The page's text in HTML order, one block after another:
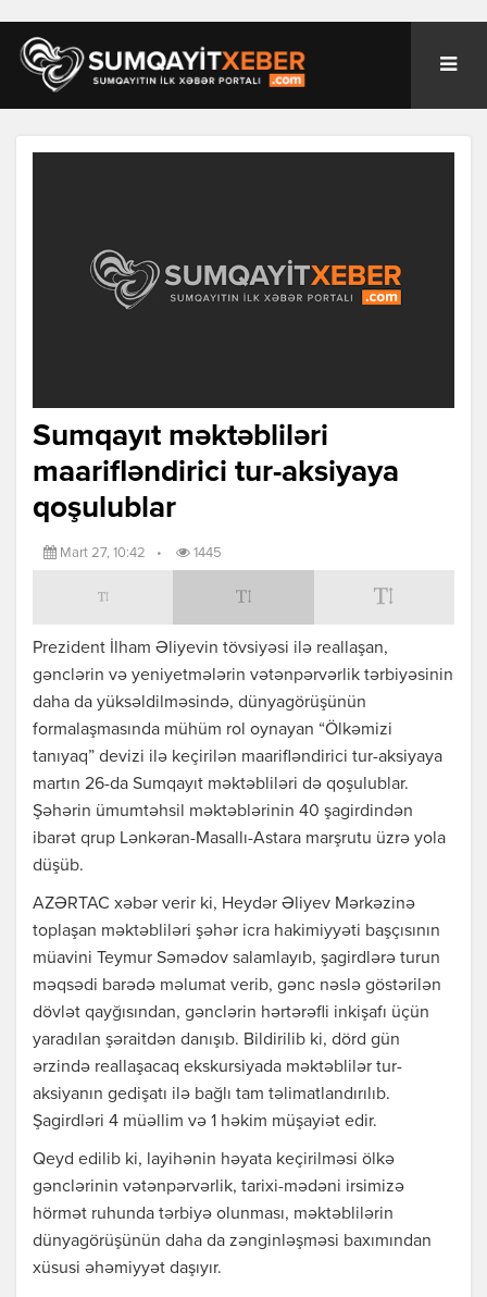
Sumqayıt məktəbliləri
maarifləndirici tur-aksiyaya
qoşulublar
Mart 27, 10:42 • 1445
Prezident İlham Əliyevin tövsiyəsi ilə reallaşan,
gənclərin və yeniyetmələrin vətənpərvərlik tərbiyəsinin
daha da yüksəldilməsində, dünyagörüşünün
formalaşmasında mühüm rol oynayan “Ölkəmizi
tanıyaq” devizi ilə keçirilən maarifləndirici tur-aksiyaya
martın 26-da Sumqayıt məktəbliləri də qoşulublar.
Şəhərin ümumtəhsil məktəblərinin 40 şagirdindən
ibarət qrup Lənkəran-Masallı-Astara marşrutu üzrə yola
düşüb.
AZƏRTAC xəbər verir ki, Heydər Əliyev Mərkəzinə
toplaşan məktəbliləri şəhər icra hakimiyyəti başçısının
müavini Teymur Səmədov salamlayıb, şagirdlərə turun
məqsədi barədə məlumat verib, gənc nəslə göstərilən
dövlət qayğısından, gənclərin hərtərəfli inkişafı üçün
yaradılan şəraitdən danışıb. Bildirilib ki, dörd gün
ərzində reallaşacaq ekskursiyada məktəblilər tur-
aksiyanın gedişatı ilə bağlı tam təlimatlandırılıb.
Şagirdləri 4 müəllim və 1 həkim müşayiət edir.
Qeyd edilib ki, layihənin həyata keçirilməsi ölkə
gənclərinin vətənpərvərlik, tarixi-mədəni irsimizə
hörmət ruhunda tərbiyə olunması, məktəblilərin
dünyagörüşünün daha da zənginləşməsi baxımından
xüsusi əhəmiyyət daşıyır.